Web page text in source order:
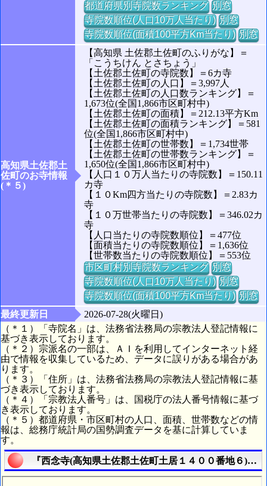
都道府県別寺院数ランキング 別窓
寺院数順位(人口10万人当たり) 別窓
寺院数順位(面積100平方Km当たり) 別窓
高知県土佐郡土
佐町のお寺情報
(＊５)
【高知県 土佐郡土佐町のふりがな】＝
「こうちけん とさちょう」
【土佐郡土佐町の寺院数】＝6カ寺
【土佐郡土佐町の人口】＝3,997人
【土佐郡土佐町の人口数ランキング】＝
1,673位(全国1,866市区町村中)
【土佐郡土佐町の面積】＝212.13平方Km
【土佐郡土佐町の面積ランキング】＝581
位(全国1,866市区町村中)
【土佐郡土佐町の世帯数】＝1,734世帯
【土佐郡土佐町の世帯数ランキング】＝
1,650位(全国1,866市区町村中)
【人口１０万人当たりの寺院数】＝150.11
カ寺
【１０Km四方当たりの寺院数】＝2.83カ
寺
【１０万世帯当たりの寺院数】＝346.02カ
寺
【人口当たりの寺院数順位】＝477位
【面積当たりの寺院数順位】＝1,636位
【世帯数当たりの寺院数順位】＝553位
市区町村別寺院数ランキング 別窓
寺院数順位(人口10万人当たり) 別窓
寺院数順位(面積100平方Km当たり) 別窓
最終更新日
2026-07-28(火曜日)
（＊１）「寺院名」は、法務省法務局の宗教法人登記情報に
基づき表示しております。
（＊２）宗派名の一部は、ＡＩを利用してインターネット経
由で情報を収集しているため、データに誤りがある場合があ
ります。
（＊３）「住所」は、法務省法務局の宗教法人登記情報に基
づき表示しております。
（＊４）「宗教法人番号」は、国税庁の法人番号情報に基づ
き表示しております。
（＊５）都道府県・市区町村の人口、面積、世帯数などの情
報は、総務庁統計局の国勢調査データを基に計算していま
す。
『西念寺(高知県土佐郡土佐町土居１４００番地６)』